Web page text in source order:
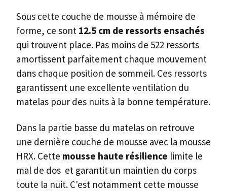
Sous cette couche de mousse à mémoire de
forme, ce sont 12.5 cm de ressorts ensachés
qui trouvent place. Pas moins de 522 ressorts
amortissent parfaitement chaque mouvement
dans chaque position de sommeil. Ces ressorts
garantissent une excellente ventilation du
matelas pour des nuits à la bonne température.
Dans la partie basse du matelas on retrouve
une dernière couche de mousse avec la mousse
HRX. Cette mousse haute résilience limite le
mal de dos et garantit un maintien du corps
toute la nuit. C'est notamment cette mousse